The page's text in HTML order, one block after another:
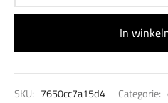
In
SKU: 7650cc7a15d4 Categorie: